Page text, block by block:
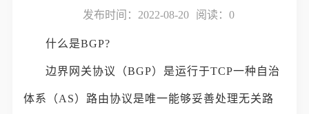
发布时间：2022-08-20 阅读： 0
什么是BGP?
边界网关协议（BGP）是运行于TCP一种自治
体系（AS）路由协议是唯一能够妥善处理无关路